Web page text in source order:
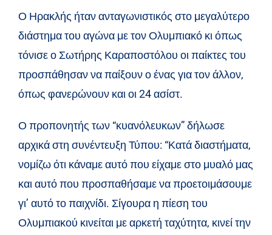
Ο Ηρακλής ήταν ανταγωνιστικός στο μεγαλύτερο
διάστημα του αγώνα με τον Ολυμπιακό κι όπως
τόνισε ο Σωτήρης Καραποστόλου οι παίκτες του
προσπάθησαν να παίξουν ο ένας για τον άλλον,
όπως φανερώνουν και οι 24 ασίστ.
Ο προπονητής των “κυανόλευκων” δήλωσε
αρχικά στη συνέντευξη Τύπου: “Κατά διαστήματα,
νομίζω ότι κάναμε αυτό που είχαμε στο μυαλό μας
και αυτό που προσπαθήσαμε να προετοιμάσουμε
γι’ αυτό το παιχνίδι. Σίγουρα η πίεση του
Ολυμπιακού κινείται με αρκετή ταχύτητα, κινεί την